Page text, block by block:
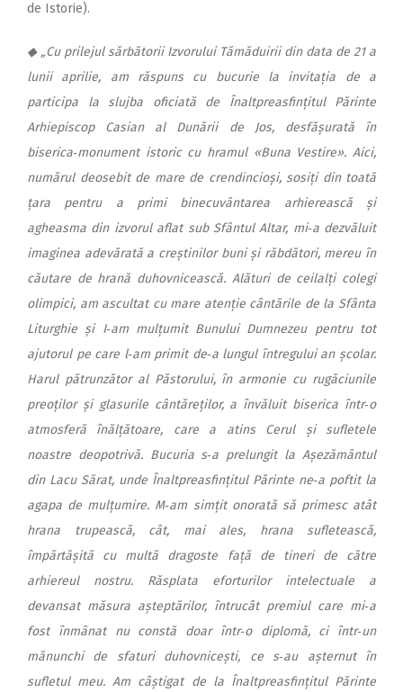
de Istorie).
◆ „Cu prilejul sărbătorii Izvorului Tămăduirii din data de 21 a
lunii aprilie, am răspuns cu bucurie la invitația de a
participa la slujba oficiată de Înaltpreasfințitul Părinte
Arhiepiscop Casian al Dunării de Jos, desfășurată în
biserica‑monument istoric cu hramul «Buna Vestire». Aici,
numărul deosebit de mare de crendincioși, sosiți din toată
țara pentru a primi binecuvântarea arhierească și
agheasma din izvorul aflat sub Sfântul Altar, mi‑a dezvăluit
imaginea adevărată a creștinilor buni și răbdători, mereu în
căutare de hrană duhovnicească. Alături de ceilalți colegi
olimpici, am ascultat cu mare atenție cântările de la Sfânta
Liturghie și I‑am mulțumit Bunului Dumnezeu pentru tot
ajutorul pe care l‑am primit de‑a lungul întregului an școlar.
Harul pătrunzător al Păstorului, în armonie cu rugăciunile
preoților și glasurile cântăreților, a învăluit biserica într‑o
atmosferă înălțătoare, care a atins Cerul și sufletele
noastre deopotrivă. Bucuria s‑a prelungit la Așezământul
din Lacu Sărat, unde Înaltpreasfințitul Părinte ne‑a poftit la
agapa de mulțumire. M‑am simțit onorată să primesc atât
hrana trupească, cât, mai ales, hrana sufletească,
împărtășită cu multă dragoste față de tineri de către
arhiereul nostru. Răsplata eforturilor intelectuale a
devansat măsura așteptărilor, întrucât premiul care mi‑a
fost înmânat nu constă doar într‑o diplomă, ci într‑un
mănunchi de sfaturi duhovnicești, ce s‑au așternut în
sufletul meu. Am câștigat de la Înaltpreasfințitul Părinte